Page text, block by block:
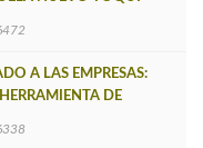
A LAS EMPRESAS:
DE